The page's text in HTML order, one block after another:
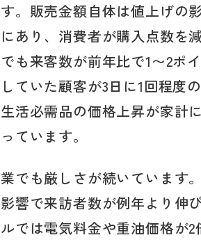
。販売金額自体は値上げの
あり、消費者が購入点数を
も来客数が前年比で1〜2ポ
ていた顧客が3日に1回程度
活必需品の価格上昇が家計
ています。
でも厳しさが続いています
響で来訪者数が例年より伸
では電気料金や重油価格が